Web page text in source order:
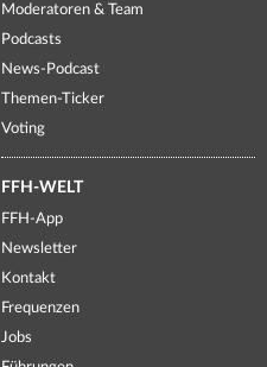
Moderatoren & Team
Podcasts
News-Podcast
Themen-Ticker
Voting
FFH-WELT
FFH-App
Newsletter
Kontakt
Frequenzen
Jobs